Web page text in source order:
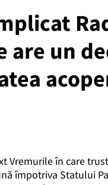
are un
Vremurile în care
împotriva Statului